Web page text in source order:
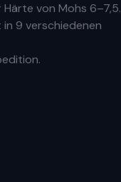
von Mohs 6–7,5.
9 verschiedenen